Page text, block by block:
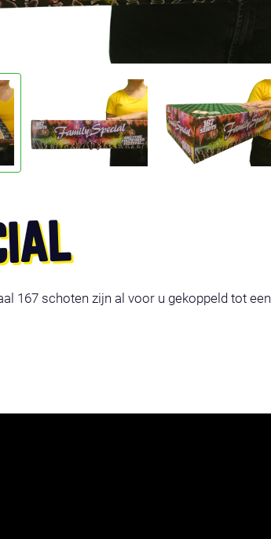
167 schoten zijn al voor u gekoppeld tot een